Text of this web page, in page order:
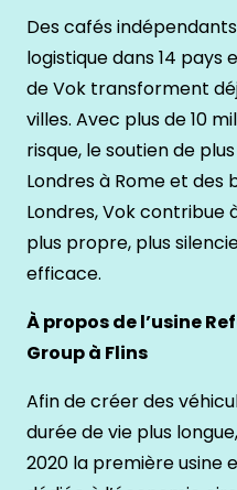
Des cafés
logistique dans 14 pays
de Vok transforment
villes. Avec plus de 10
risque, le soutien de
Londres à Rome et des
Londres, Vok contribue
plus propre, plus
efficace.
À propos de l’usine
Group à Flins
Afin de créer des
durée de vie plus
2020 la première usine